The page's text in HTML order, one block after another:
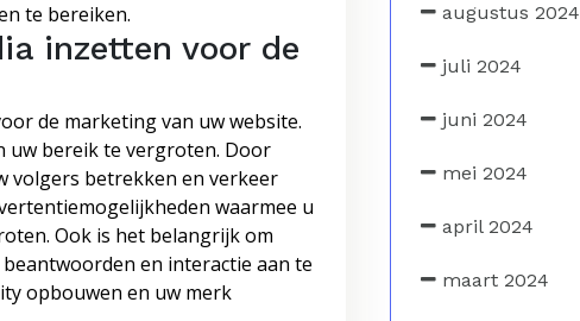
te bereiken.
inzetten voor de
de marketing van uw website.
uw bereik te vergroten. Door
volgers betrekken en verkeer
waarmee u
Ook is het belangrijk om
en interactie aan te
opbouwen en uw merk
augustus 2024
juli 2024
juni 2024
mei 2024
april 2024
maart 2024